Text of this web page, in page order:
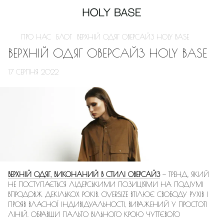
ПРО НАС БЛОГ ВЕРХНІЙ ОДЯГ ОВЕРСАЙЗ HOLY BASE
ВЕРХНІЙ ОДЯГ ОВЕРСАЙЗ HOLY BASE
17 СЕРПНЯ 2022
ВЕРХНІЙ ОДЯГ, ВИКОНАНИЙ В СТИЛІ ОВЕРСАЙЗ— ТРЕНД, ЯКИЙ
НЕ ПОСТУПАЄТЬСЯ ЛІДЕРСЬКИМИ ПОЗИЦІЯМИ НА ПОДІУМІ
ВПРОДОВЖ ДЕКІЛЬКОХ РОКІВ. OVERSIZE ВТІЛЮЄ СВОБОДУ РУХІВ І
ПРОЯВ ВЛАСНОЇ ІНДИВІДУАЛЬНОСТІ, ВИРАЖЕНИЙ У ПРОСТОТІ
ЛІНІЙ. ОБРАВШИ ПАЛЬТО ВІЛЬНОГО КРОЮ ЧУТТЄВОГО